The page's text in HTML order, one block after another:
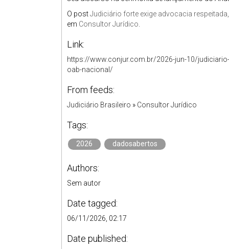
O postJudiciário forte exige advocacia
em Consultor Jurídico
Link:
https://www.conjur.com.br/2026-jun-10/
oab-nacional/
From feeds:
Judiciário Brasileiro » Consultor Jurídico
Tags:
2026 dadosabertos
Authors:
Sem autor
Date tagged:
06/11/2026, 02:17
Date published: